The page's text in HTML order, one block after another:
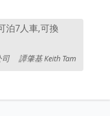
泊7人車,可換
司 譚肇基 Keith Tam